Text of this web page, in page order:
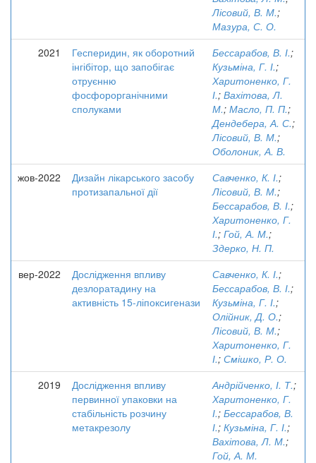
Лісовий, В. М.;
Мазура, С. О.
2021
Гесперидин, як оборотний
інгібітор, що запобігає
отруєнню
фосфорорганічними
сполуками
Бессарабов, В. І.;
Кузьміна, Г. І.;
Харитоненко, Г.
І.; Вахітова, Л.
М.; Масло, П. П.;
Дендебера, А. С.;
Лісовий, В. М.;
Оболоник, А. В.
жов-2022
Дизайн лікарського засобу
протизапальної дії
Савченко, К. І.;
Лісовий, В. М.;
Бессарабов, В. І.;
Харитоненко, Г.
І.; Гой, А. М.;
Здерко, Н. П.
вер-2022
Дослідження впливу
дезлоратадину на
активність 15-ліпоксигенази
Савченко, К. І.;
Бессарабов, В. І.;
Кузьміна, Г. І.;
Олійник, Д. О.;
Лісовий, В. М.;
Харитоненко, Г.
І.; Смішко, Р. О.
2019
Дослідження впливу
первинної упаковки на
стабільність розчину
метакрезолу
Андрійченко, І. Т.;
Харитоненко, Г.
І.; Бессарабов, В.
І.; Кузьміна, Г. І.;
Вахітова, Л. М.;
Гой, А. М.